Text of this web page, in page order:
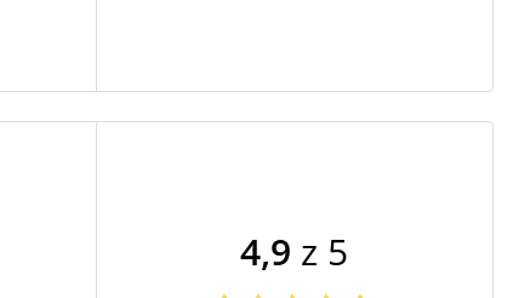
4,9 z 5